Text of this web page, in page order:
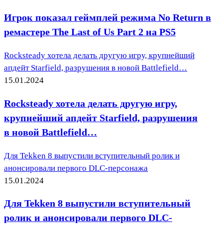
Игрок показал геймплей режима No Return в
ремастере The Last of Us Part 2 на PS5
Rocksteady хотела делать другую игру, крупнейший
апдейт Starfield, разрушения в новой Battlefield…
15.01.2024
Rocksteady хотела делать другую игру,
крупнейший апдейт Starfield, разрушения
в новой Battlefield…
Для Tekken 8 выпустили вступительный ролик и
анонсировали первого DLC-персонажа
15.01.2024
Для Tekken 8 выпустили вступительный
ролик и анонсировали первого DLC-